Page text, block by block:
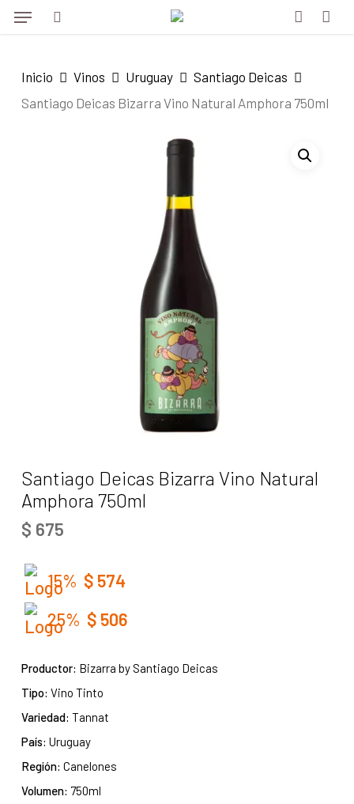
Skip
content
Menu
Inicio Vinos Uruguay
Santiago Deicas
Santiago Deicas Bizarra Vino Natural Amphora 750ml
Santiago Deicas Bizarra Vino Natural
Amphora 750ml
$ 675
15% $ 574
25% $ 506
Productor: Bizarra by Santiago Deicas
Tipo: Vino Tinto
Variedad: Tannat
País: Uruguay
Región: Canelones
Volumen: 750ml